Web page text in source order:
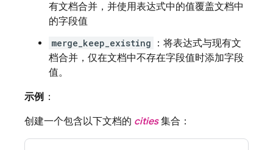
有文档合并，并使用表达式中的值覆盖文档中
的字段值
merge_keep_existing
：将表达式与现有文
档合并，仅在文档中不存在字段值时添加字段
值。
示例 ：
创建一个包含以下文档的 cities集合：